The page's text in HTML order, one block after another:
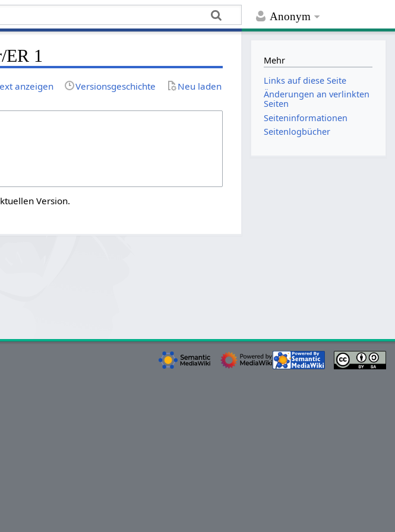
Anonym
1
anzeigen Versionsgeschichte Neu laden
Version.
Mehr
Links auf diese Seite
Änderungen an verlinkten
Seiten
Seiten­­informationen
Seitenlogbücher